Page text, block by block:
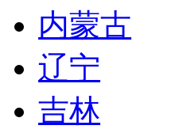
内蒙古
辽宁
吉林